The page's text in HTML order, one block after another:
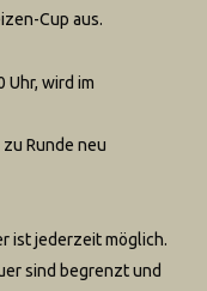
Cup aus.
Uhr, wird im
Runde neu
ist jederzeit möglich.
sind begrenzt und